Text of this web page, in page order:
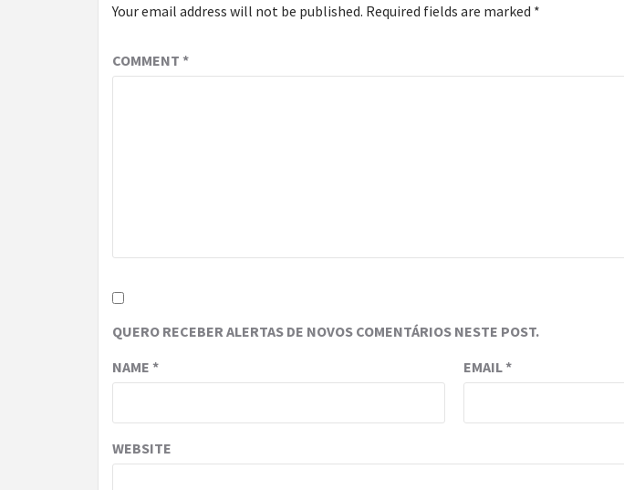
Your email address will not be published. Required fields are marked *
COMMENT *
QUERO RECEBER ALERTAS DE NOVOS COMENTÁRIOS NESTE POST.
NAME * EMAIL*
WEBSITE